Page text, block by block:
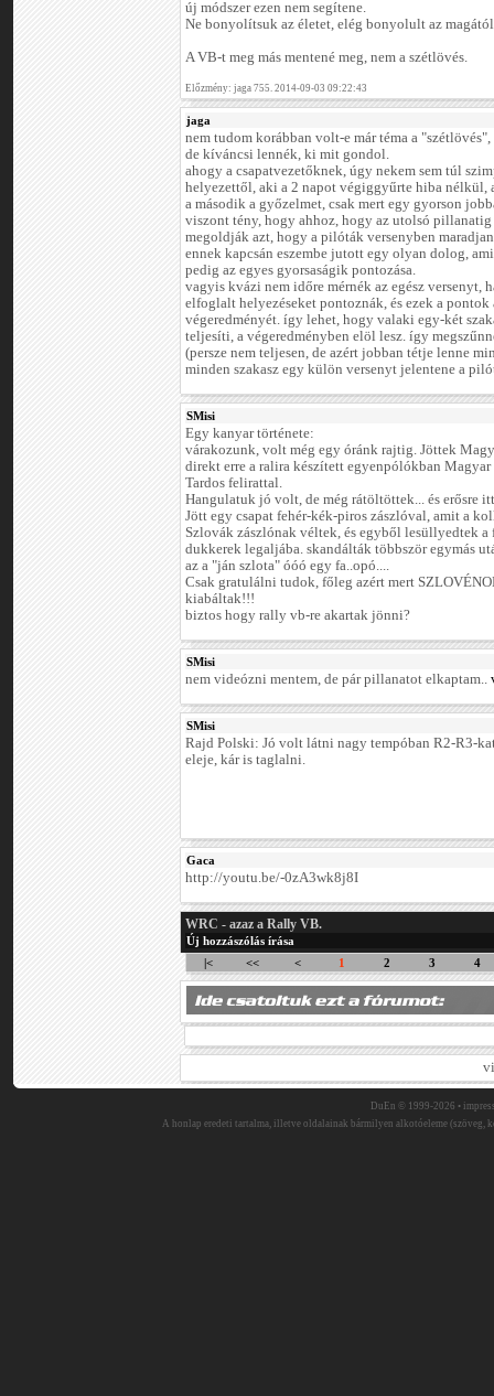
új módszer ezen nem segítene.
Ne bonyolítsuk az életet, elég bonyolult az
A VB-t meg más mentené meg, nem a szétlövés.
Előzmény: jaga 755. 2014-09-03 09:22:43
jaga
nem tudom korábban volt-e már téma a
de kíváncsi lennék, ki mit gondol.
ahogy a csapatvezetőknek, úgy nekem sem túl
helyezettől, aki a 2 napot végiggyűrte hiba nélkül,
a második a győzelmet, csak mert egy gyorson
viszont tény, hogy ahhoz, hogy az utolsó
megoldják azt, hogy a pilóták versenyben
ennek kapcsán eszembe jutott egy olyan dolog,
pedig az egyes gyorsaságik pontozása.
vagyis kvázi nem időre mérnék az egész versenyt,
elfoglalt helyezéseket pontoznák, és ezek a pontok
végeredményét. így lehet, hogy valaki egy-két
teljesíti, a végeredményben elöl lesz. így
(persze nem teljesen, de azért jobban tétje lenne
minden szakasz egy külön versenyt jelentene a
SMisi
Egy kanyar története:
várakozunk, volt még egy óránk rajtig. Jöttek
direkt erre a ralira készített egyenpólókban Magyar
Tardos felirattal.
Hangulatuk jó volt, de még rátöltöttek... és erősre
Jött egy csapat fehér-kék-piros zászlóval, amit a
Szlovák zászlónak véltek, és egyből lesüllyedtek a
dukkerek legaljába. skandálták többször egymás
az a "ján szlota" óóó egy fa..opó....
Csak gratulálni tudok, főleg azért mert
kiabáltak!!!
biztos hogy rally vb-re akartak jönni?
SMisi
nem videózni mentem, de pár pillanatot elkaptam..
SMisi
Rajd Polski: Jó volt látni nagy tempóban R2-R3-
eleje, kár is taglalni.
Gaca
http://youtu.be/-0zA3wk8j8I
WRC - azaz a Rally VB.
Új hozzászólás írása
|<
<< < 1 2 3 4
DuEn © 1999-2026 •
A honlap eredeti tartalma, illetve oldalainak bármilyen alkotóeleme (szöveg,